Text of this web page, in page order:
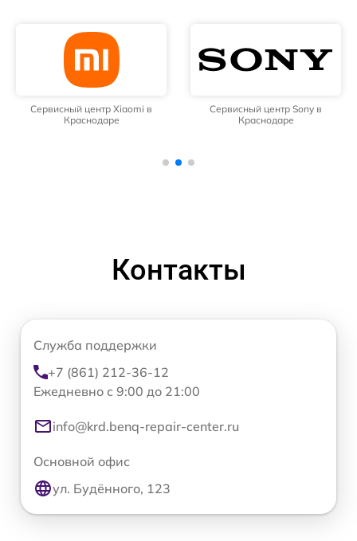
Сервисный центр Xiaomi в
Краснодаре
Сервисный центр Sony в
Краснодаре
Контакты
Служба поддержки
+7 (861) 212-36-12
Ежедневно с 9:00 до 21:00
info@krd.benq-repair-center.ru
Основной офис
ул. Будённого, 123